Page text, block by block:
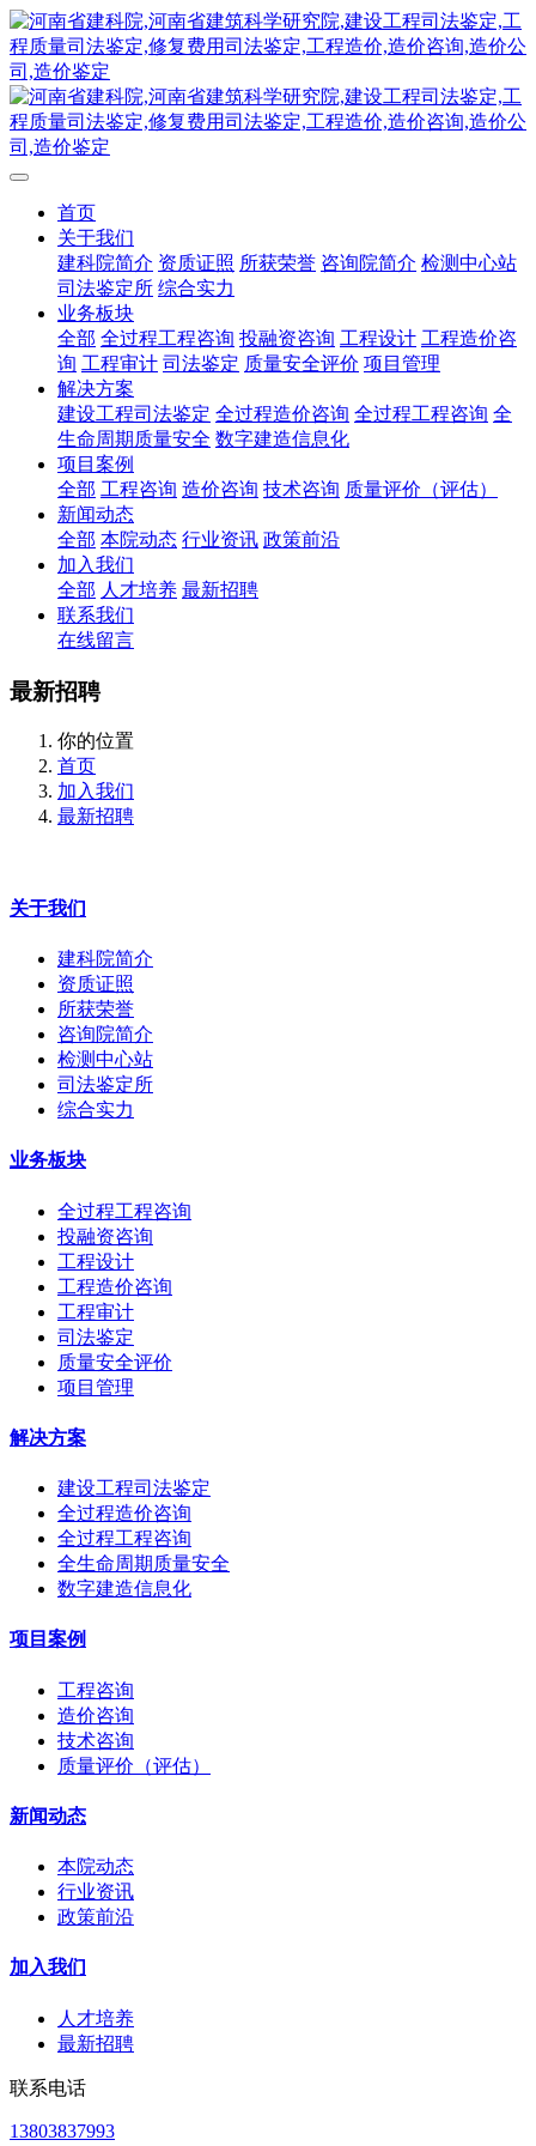
首页
关于我们
建科院简介 资质证照 所获荣誉 咨询院简介 检测中心站
司法鉴定所 综合实力
业务板块
全部 全过程工程咨询 投融资咨询 工程设计 工程造价咨
询 工程审计 司法鉴定 质量安全评价 项目管理
解决方案
建设工程司法鉴定 全过程造价咨询 全过程工程咨询 全
生命周期质量安全 数字建造信息化
项目案例
全部 工程咨询 造价咨询 技术咨询 质量评价（评估）
新闻动态
全部 本院动态 行业资讯 政策前沿
加入我们
全部 人才培养 最新招聘
联系我们
在线留言
最新招聘
你的位置
首页
加入我们
最新招聘
关于我们
建科院简介
资质证照
所获荣誉
咨询院简介
检测中心站
司法鉴定所
综合实力
业务板块
全过程工程咨询
投融资咨询
工程设计
工程造价咨询
工程审计
司法鉴定
质量安全评价
项目管理
解决方案
建设工程司法鉴定
全过程造价咨询
全过程工程咨询
全生命周期质量安全
数字建造信息化
项目案例
工程咨询
造价咨询
技术咨询
质量评价（评估）
新闻动态
本院动态
行业资讯
政策前沿
加入我们
人才培养
最新招聘
联系电话
13803837993